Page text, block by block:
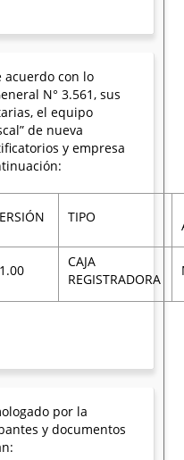
acuerdo con lo
N° 3.561, sus
el equipo
de nueva
y empresa
TIPO
CAJA
REGISTRADORA
por la
y documentos